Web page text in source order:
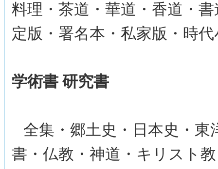
料理・茶道・華道・香道・
定版・署名本・私家版・時
学術書 研究書
全集・郷土史・日本史・
書・仏教・神道・キリスト